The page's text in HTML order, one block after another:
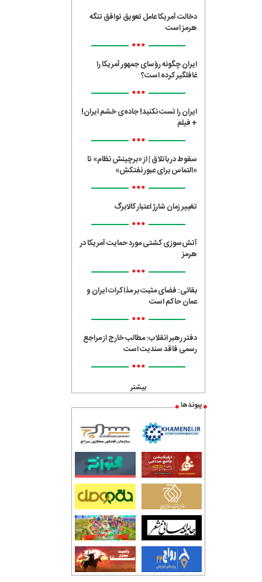
دخالت آمریکا عامل تعویق توافق تنگه
هرمز است
•••
ایران چگونه رؤسای جمهور آمریکا را
غافلگیر کرده است؟
•••
ایران را تست نکنید! جاده‌ی خشم ایران!
+ فیلم
•••
سقوط در باتلاق | از «برچینش نظام» تا
«التماس برای عبور نفتکش»
•••
تغییر زمان شارژ اعتبار کالابرگ
•••
آتش‌سوزی کشتی مورد حمایت آمریکا در
هرمز
•••
بقائی: فضای مثبت بر مذاکرات ایران و
عمان حاکم است
•••
دفتر رهبر انقلاب: مطالب خارج از مراجع
رسمی فاقد سندیت است
•••
بیشتر
پیوندها